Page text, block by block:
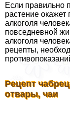
Если правильно
растение окажет
алкоголя
повседневной
алкоголя
рецепты,
Рецепт
отвары, чаи